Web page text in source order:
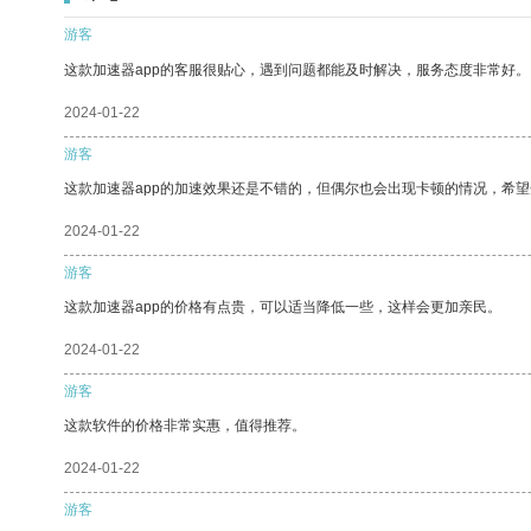
游客
这款加速器app的客服很贴心，遇到问题都能及时解决，服务态度非常好。
2024-01-22
游客
这款加速器app的加速效果还是不错的，但偶尔也会出现卡顿的情况，希
2024-01-22
游客
这款加速器app的价格有点贵，可以适当降低一些，这样会更加亲民。
2024-01-22
游客
这款软件的价格非常实惠，值得推荐。
2024-01-22
游客